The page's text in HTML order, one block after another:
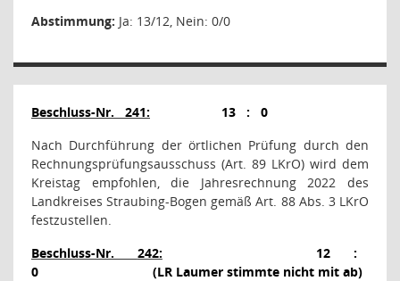
Abstimmung: Ja: 13/12, Nein: 0/0
Beschluss-Nr. 241: 13 :
0
Nach Durchführung der örtlichen Prüfung durch den
Rechnungsprüfungsausschuss (Art. 89 LKrO) wird dem
Kreistag empfohlen, die Jahresrechnung 2022 des
Landkreises Straubing-Bogen gemäß Art. 88 Abs. 3 LKrO
festzustellen.
Beschluss-Nr.
242: 12
:
0
(LR Laumer stimmte nicht mit ab)